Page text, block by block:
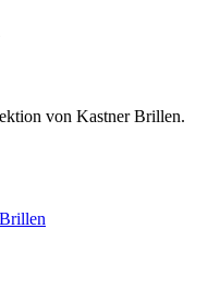
von Kastner Brillen.
Brillen